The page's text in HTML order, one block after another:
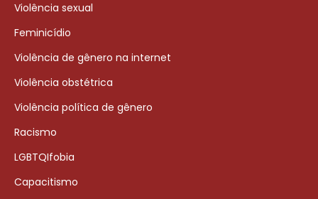
Violência sexual
Feminicídio
Violência de gênero na internet
Violência obstétrica
Violência política de gênero
Racismo
LGBTQIfobia
Capacitismo